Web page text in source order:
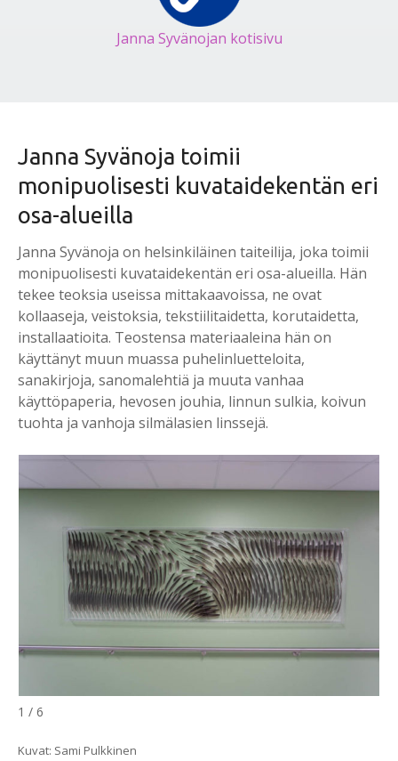
Janna Syvänojan kotisivu
Janna Syvänoja toimii
monipuolisesti kuvataidekentän eri
osa-alueilla
Janna Syvänoja on helsinkiläinen taiteilija, joka toimii
monipuolisesti kuvataidekentän eri osa-alueilla. Hän
tekee teoksia useissa mittakaavoissa, ne ovat
kollaaseja, veistoksia, tekstiilitaidetta, korutaidetta,
installaatioita. Teostensa materiaaleina hän on
käyttänyt muun muassa puhelinluetteloita,
sanakirjoja, sanomalehtiä ja muuta vanhaa
käyttöpaperia, hevosen jouhia, linnun sulkia, koivun
tuohta ja vanhoja silmälasien linssejä.
1 / 6
Kuvat: Sami Pulkkinen